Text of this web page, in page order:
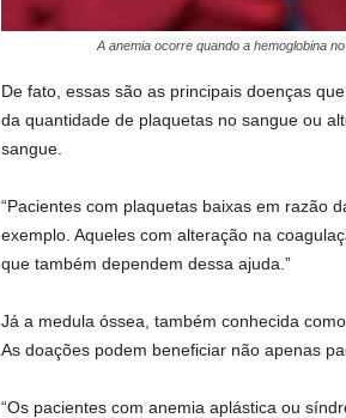
A anemia ocorre quando a hemoglobina
De fato, essas são as principais doenças
da quantidade de plaquetas no sangue ou
sangue.
“Pacientes com plaquetas baixas em razão
exemplo. Aqueles com alteração na
que também dependem dessa ajuda.”
Já a medula óssea, também conhecida
As doações podem beneficiar não apenas
“Os pacientes com anemia aplástica ou